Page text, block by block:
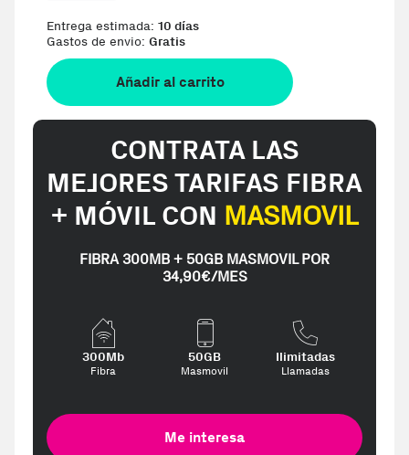
Entrega estimada: 10 días
Gastos de envio: Gratis
Añadir al carrito
CONTRATA LAS
MEJORES TARIFAS FIBRA
+ MÓVIL CON MASMOVIL
FIBRA 300MB + 50GB MASMOVIL POR
34,90€/MES
300Mb
Fibra
50GB
Masmovil
Ilimitadas
Llamadas
Me interesa